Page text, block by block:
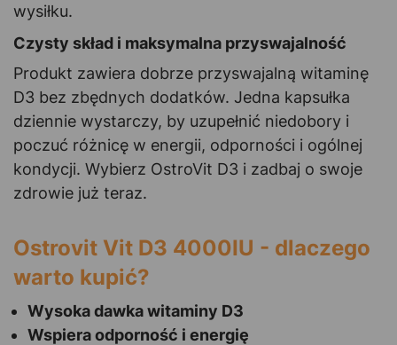
wysiłku.
Czysty skład i maksymalna przyswajalność
Produkt zawiera dobrze przyswajalną witaminę
D3 bez zbędnych dodatków. Jedna kapsułka
dziennie wystarczy, by uzupełnić niedobory i
poczuć różnicę w energii, odporności i ogólnej
kondycji. Wybierz OstroVit D3 i zadbaj o swoje
zdrowie już teraz.
Ostrovit Vit D3 4000IU - dlaczego
warto kupić?
Wysoka dawka witaminy D3
Wspiera odporność i energię